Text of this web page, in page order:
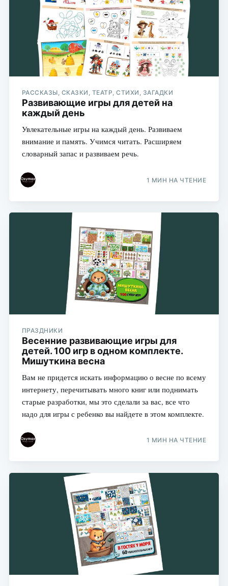
РАССКАЗЫ, СКАЗКИ, ТЕАТР, СТИХИ, ЗАГАДКИ
Развивающие игры для детей на
каждый день
Увлекательные игры на каждый день. Развиваем
внимание и память. Учимся читать. Расширяем
словарный запас и развиваем речь.
1 МИН НА ЧТЕНИЕ
ПРАЗДНИКИ
Весенние развивающие игры для
детей. 100 игр в одном комплекте.
Мишуткина весна
Вам не придется искать информацию о весне по всему
интернету, перечитывать много книг или поднимать
старые разработки, мы это сделали за вас, все что
надо для игры с ребенко вы найдете в этом комплекте.
1 МИН НА ЧТЕНИЕ